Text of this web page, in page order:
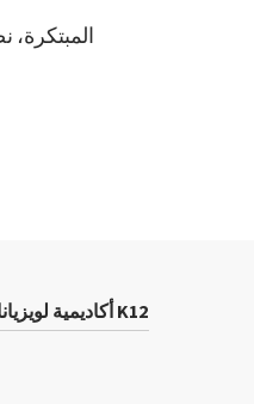
أكاديمية لويزيانا الافتراضية الميثاق الافتراضي لويزيانا و K12